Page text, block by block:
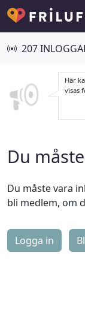
207
Här
visas
Du
Du måste vara
bli medlem, om
Logga in